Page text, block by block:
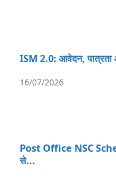
ISM 2.0: आवेदन, पात्रता
16/07/2026
Post Office NSC
से...